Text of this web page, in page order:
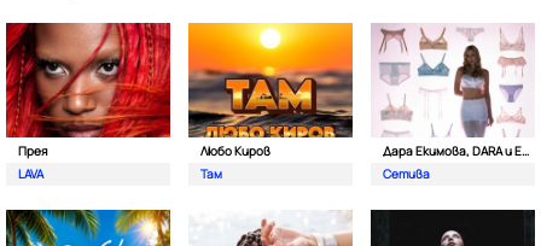
Прея
LAVA
Любо Киров
Там
Дара Екимова, DARA и Eva Lea
Сетива